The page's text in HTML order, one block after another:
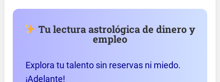
Tu lectura astrológica de dinero y
empleo
Explora tu talento sin reservas ni miedo.
¡Adelante!